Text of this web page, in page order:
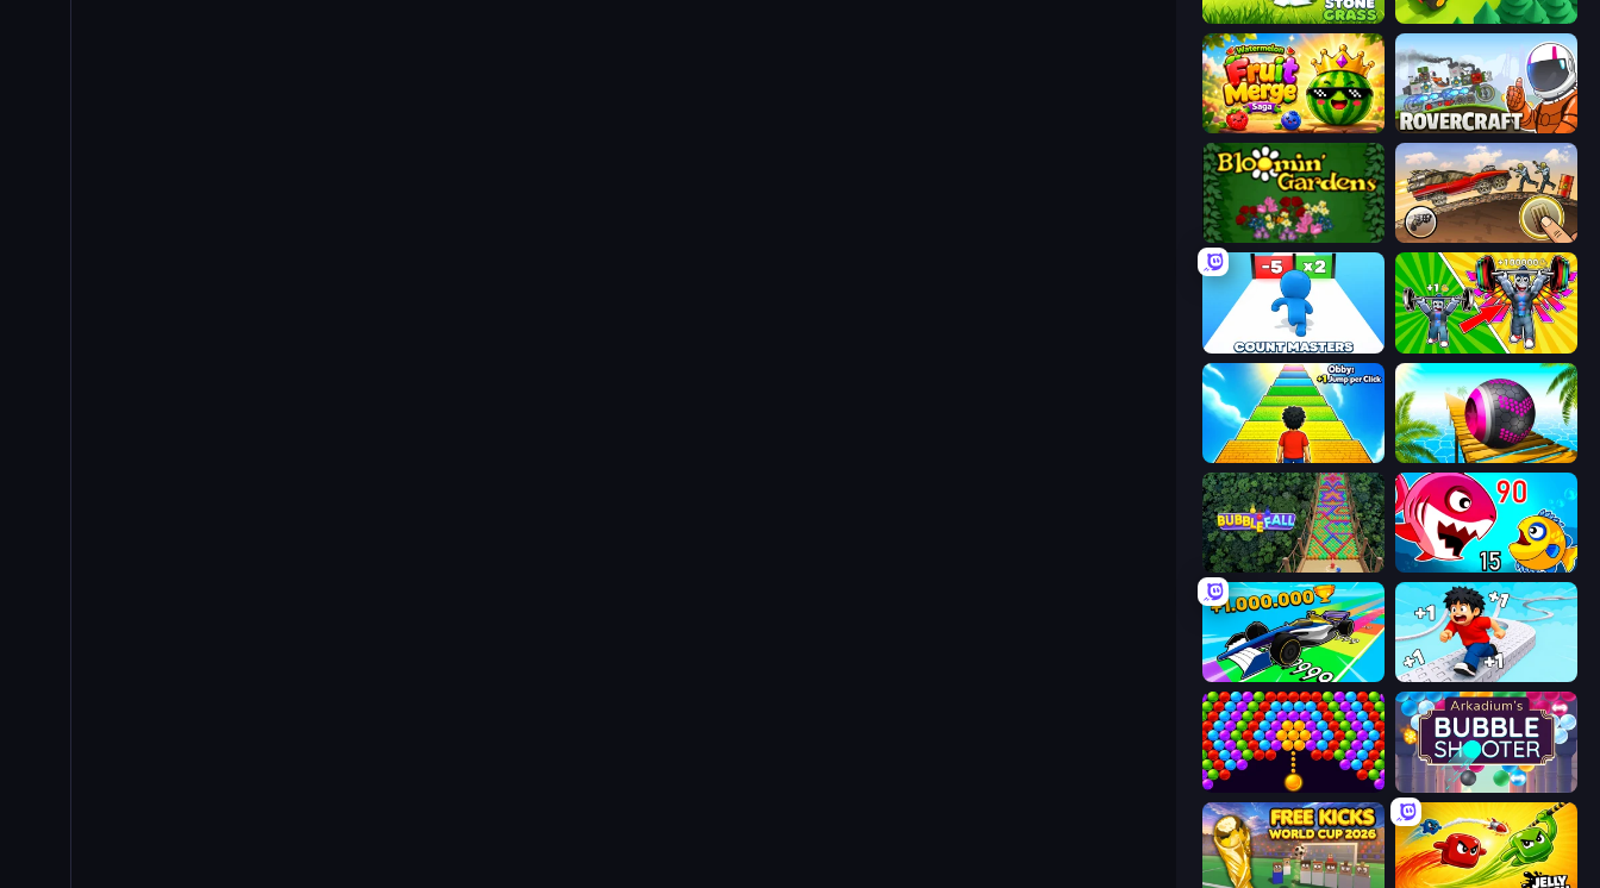
Stone Grass: Mowing Simulator Lumber Harvest: Tree Cutting Game
Watermelon Fruit Merge Saga Rovercraft
Blooming Gardens Earn to Die: Zombie Ride
Obby: Gym Simulator, Escape
Obby: +1 Jump per Click Rolling Balls Sea Race
Bubble Fall Fish Eat Getting Big
Obby Car Challenge: Drive Speed per Click: Obby
Bubble Story